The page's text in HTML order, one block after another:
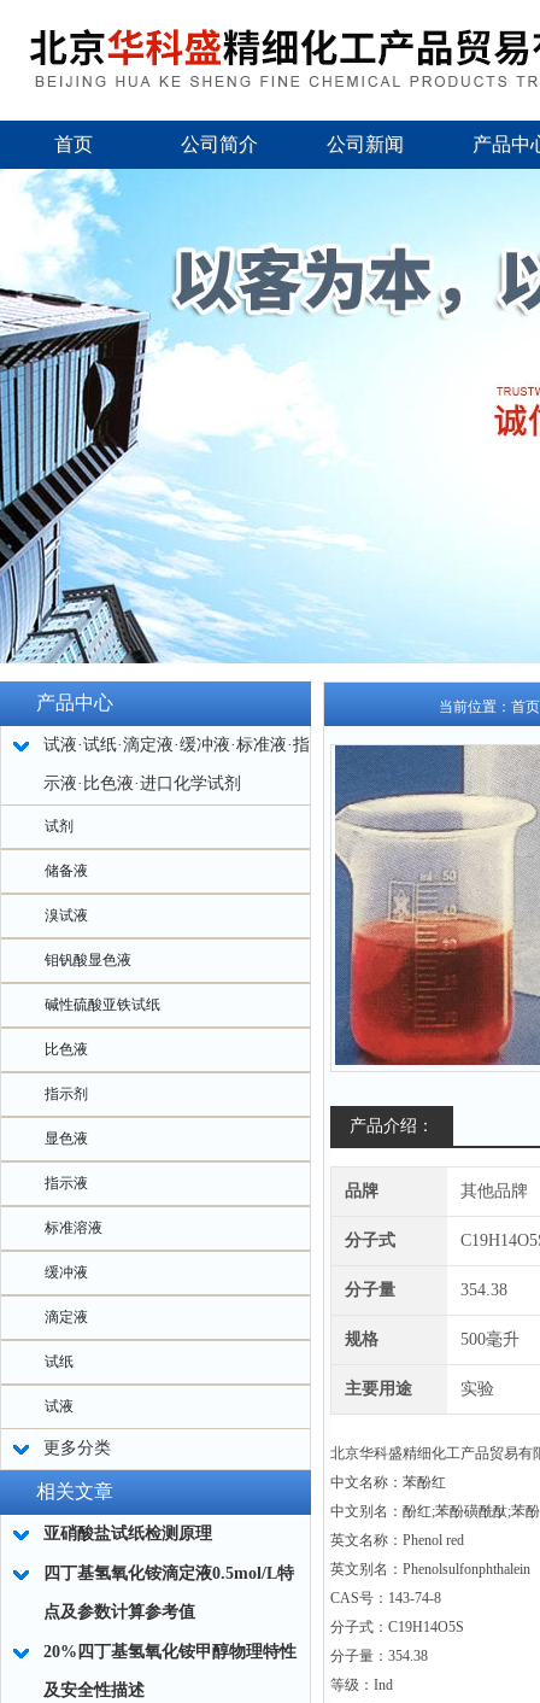
首页 公司简介 公司新闻 产品中
产品中心
试液·试纸·滴定液·缓冲液·标准液·指
示液·比色液·进口化学试剂
试剂
储备液
溴试液
钼钒酸显色液
碱性硫酸亚铁试纸
比色液
指示剂
显色液
指示液
标准溶液
缓冲液
滴定液
试纸
试液
更多分类
相关文章
亚硝酸盐试纸检测原理
四丁基氢氧化铵滴定液0.5mol/L特
点及参数计算参考值
20%四丁基氢氧化铵甲醇物理特性
及安全性描述
当前位置： 首页
产品介绍：
品牌 其他品牌
分子式
分子量 354.38
规格 500毫升
主要用途 实验
北京华科盛精细化工产品贸易有
中文名称：苯酚红
中文别名：酚红;苯酚磺酰酞;苯
英文名称：Phenol red
英文别名：Phenolsulfonphthalein
CAS号：143-74-8
分子式：C19H14O5S
分子量：354.38
等级：Ind